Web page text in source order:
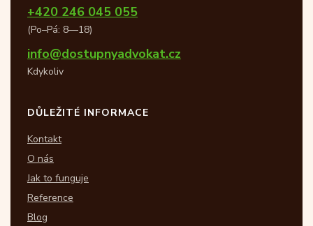
+420 246 045 055
(Po–Pá: 8—18)
info@dostupnyadvokat.cz
Kdykoliv
DŮLEŽITÉ INFORMACE
Kontakt
O nás
Jak to funguje
Reference
Blog